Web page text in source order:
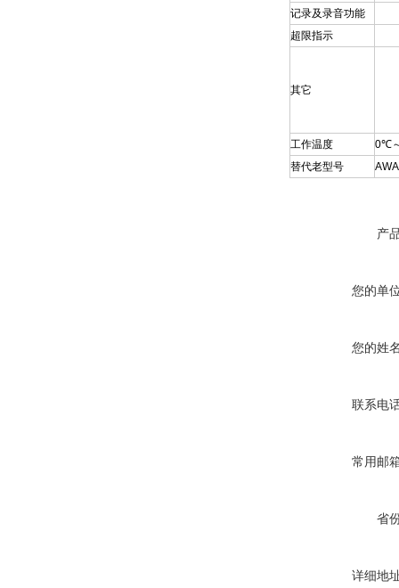
记录及录音功能
超限指示
其它
工作温度 0℃
替代老型号
产
您的单
您的姓
联系电
常用邮
省
详细地